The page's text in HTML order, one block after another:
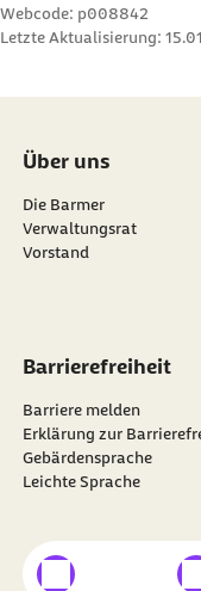
Webcode: p008842
Letzte Aktualisierung:
Über uns
Die Barmer
Verwaltungsrat
Vorstand
Barrierefreiheit
Barriere melden
Erklärung zur
Gebärdensprache
Leichte Sprache
externer Link